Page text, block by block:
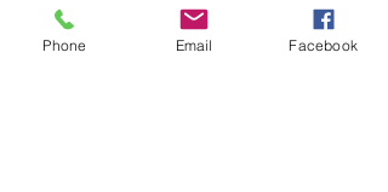
Ils.Elles témoignent :
En lire plus >
Phone Email Facebook